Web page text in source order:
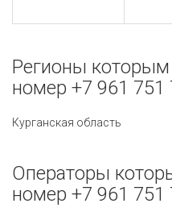
Регионы
номер +7 961 751
Курганская область
Операторы
номер +7 961 751